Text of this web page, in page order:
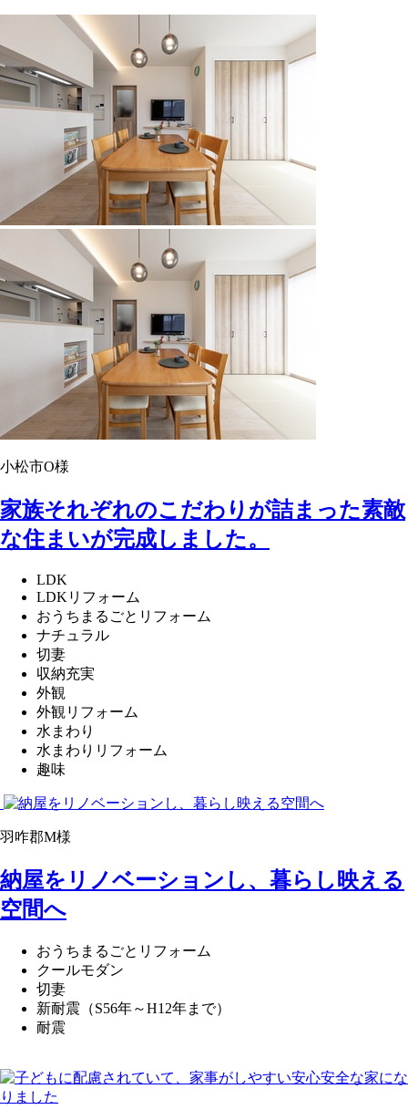
小松市O様
家族それぞれのこだわりが詰まった素敵
な住まいが完成しました。
LDK
LDKリフォーム
おうちまるごとリフォーム
ナチュラル
切妻
収納充実
外観
外観リフォーム
水まわり
水まわりリフォーム
趣味
羽咋郡M様
納屋をリノベーションし、暮らし映える
空間へ
おうちまるごとリフォーム
クールモダン
切妻
新耐震（S56年～H12年まで）
耐震